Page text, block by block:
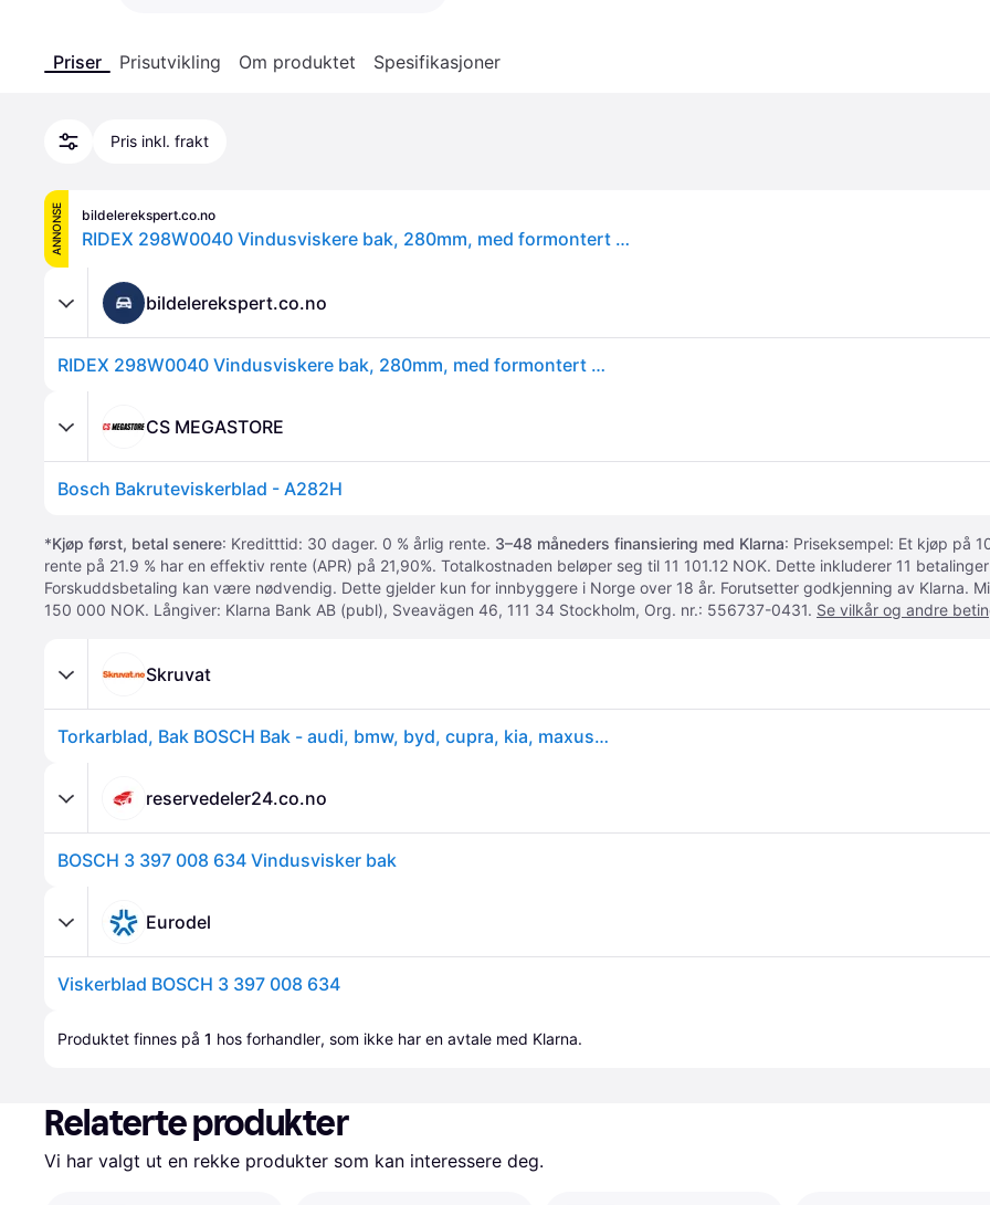
Priser Prisutvikling Om produktet Spesifikasjoner
Pris inkl. frakt
ANNONSE bildelerekspert.co.no
RIDEX 298W0040 Vindusviskere bak, 280mm, med formontert adapter, Stykk
bildelerekspert.co.no
RIDEX 298W0040 Vindusviskere bak, 280mm, med formontert adapter, Stykk
CS MEGASTORE
Bosch Bakruteviskerblad - A282H
*Kjøp først, betal senere: Kreditttid: 30 dager. 0 % årlig rente. 3–48 måneders finansiering med Klarna: Priseksempel: Et kjøp på
rente på 21.9 % har en effektiv rente (APR) på 21,90%. Totalkostnaden beløper seg til 11 101.12 NOK. Dette inkluderer 11
Forskuddsbetaling kan være nødvendig. Dette gjelder kun for innbyggere i Norge over 18 år. Forutsetter godkjenning av Klarna.
150 000 NOK. Långiver: Klarna Bank AB (publ), Sveavägen 46, 111 34 Stockholm, Org. nr.: 556737-0431. Se vilkår og andre
Skruvat
Torkarblad, Bak BOSCH Bak - audi, bmw, byd, cupra, kia, maxus, mercedes-benz, seat, skoda, vw - OE 167 820 50 03, 2G0955427, 510 955 427 A
reservedeler24.co.no
BOSCH 3 397 008 634 Vindusvisker bak
Eurodel
Viskerblad BOSCH 3 397 008 634
Produktet finnes på 1 hos forhandler, som ikke har en avtale med Klarna.
Relaterte produkter
Vi har valgt ut en rekke produkter som kan interessere deg.